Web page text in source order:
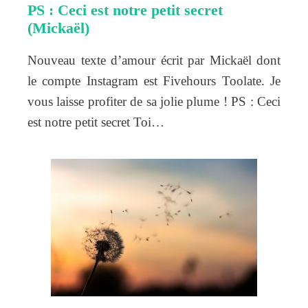
PS : Ceci est notre petit secret
(Mickaël)
Nouveau texte d’amour écrit par Mickaël dont
le compte Instagram est Fivehours Toolate. Je
vous laisse profiter de sa jolie plume ! PS : Ceci
est notre petit secret Toi…